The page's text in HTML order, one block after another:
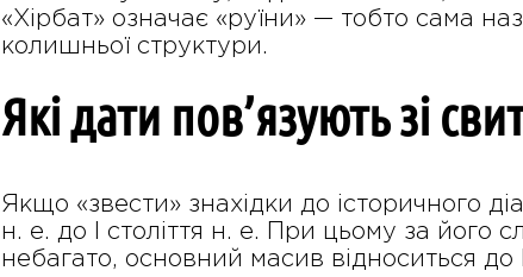
«Хірбат» означає «руїни» — тобто сама
колишньої структури.
Які дати пов’язують зі
Якщо «звести» знахідки до історичного
н. е. до I століття н. е. При цьому за його
небагато, основний масив відноситься до I